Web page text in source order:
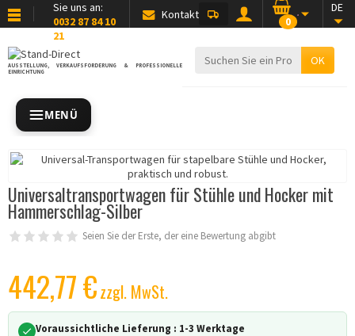
Sie uns an:
0032 87 84 10
21
Kontakt DE
0
AUSSTELLUNG, VERKAUFSFÖRDERUNG & PROFESSIONELLE
EINRICHTUNG
OK
MENÜ
Universaltransportwagen für Stühle und Hocker mit
Hammerschlag-Silber
Seien Sie der Erste, der eine Bewertung abgibt
442,77 €zzgl. MwSt.
Voraussichtliche Lieferung : 1-3 Werktage